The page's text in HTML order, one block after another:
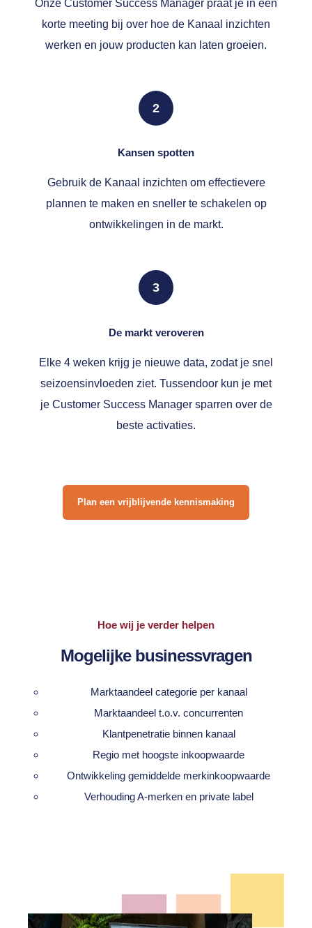
Onze Customer Success Manager praat je in een
korte meeting bij over hoe de Kanaal inzichten
werken en jouw producten kan laten groeien.
2
Kansen spotten
Gebruik de Kanaal inzichten om effectievere
plannen te maken en sneller te schakelen op
ontwikkelingen in de markt.
3
De markt veroveren
Elke 4 weken krijg je nieuwe data, zodat je snel
seizoensinvloeden ziet. Tussendoor kun je met
je Customer Success Manager sparren over de
beste activaties.
Plan een vrijblijvende kennismaking
Hoe wij je verder helpen
Mogelijke businessvragen
Marktaandeel categorie per kanaal
Marktaandeel t.o.v. concurrenten
Klantpenetratie binnen kanaal
Regio met hoogste inkoopwaarde
Ontwikkeling gemiddelde merkinkoopwaarde
Verhouding A-merken en private label